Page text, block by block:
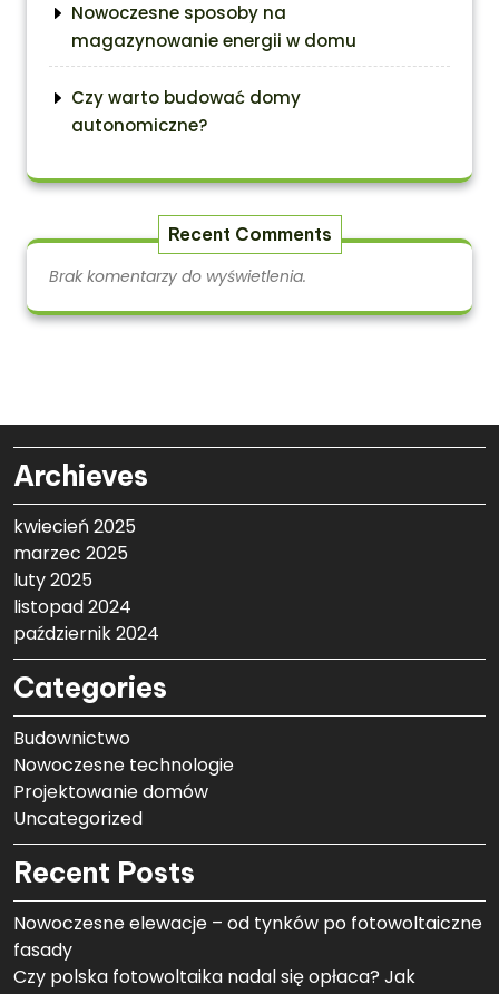
Nowoczesne sposoby na
magazynowanie energii w domu
Czy warto budować domy
autonomiczne?
Recent Comments
Brak komentarzy do wyświetlenia.
Archieves
kwiecień 2025
marzec 2025
luty 2025
listopad 2024
październik 2024
Categories
Budownictwo
Nowoczesne technologie
Projektowanie domów
Uncategorized
Recent Posts
Nowoczesne elewacje – od tynków po fotowoltaiczne
fasady
Czy polska fotowoltaika nadal się opłaca? Jak